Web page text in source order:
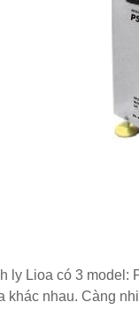
ly Lioa có 3
khác nhau. Càng